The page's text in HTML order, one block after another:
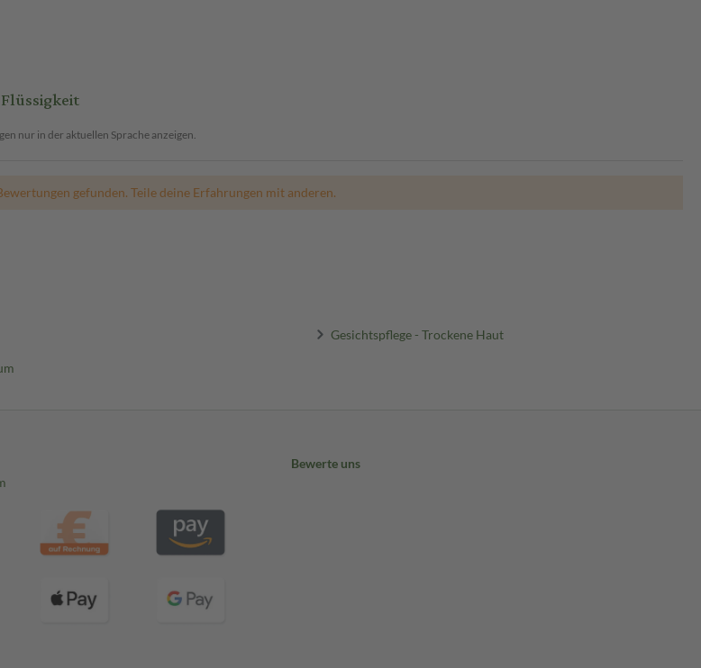
nur in der aktuellen Sprache anzeigen.
gefunden. Teile deine Erfahrungen mit anderen.
Gesichtspflege - Trockene Haut
Bewerte uns